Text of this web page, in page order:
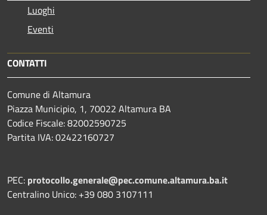
Luoghi
Eventi
CONTATTI
Comune di Altamura
Piazza Municipio, 1, 70022 Altamura BA
Codice Fiscale: 82002590725
Partita IVA: 02422160727
PEC: protocollo.generale@pec.comune.altamura.ba.it
Centralino Unico: +39 080 3107111